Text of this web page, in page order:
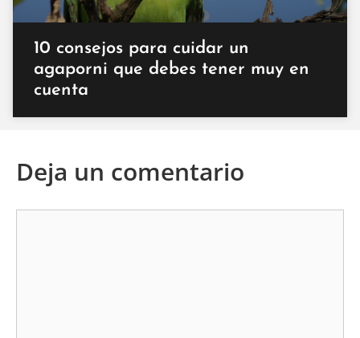
10 consejos para cuidar un
agaporni que debes tener muy en
cuenta
Deja un comentario